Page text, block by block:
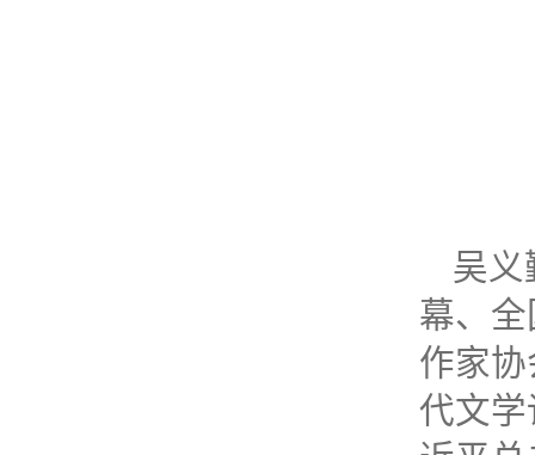
吴义
幕、
作家
代文